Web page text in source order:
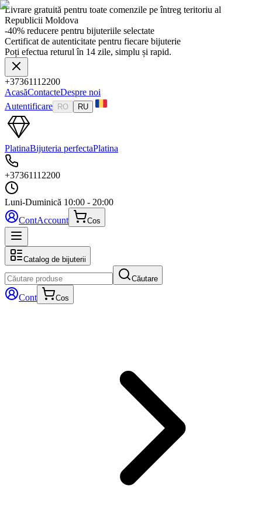
Livrare gratuită pentru toate comenzile pe întreg teritoriu al
Republicii Moldova
-40% reducere pentru bijuteriile selectate
Certificat de autenticitate pentru fiecare bijuterie
Poți efectua returul în 14 zile, simplu și rapid.
+37361112200
AcasăContacteDespre noi
Autentificare
RO RU
PlatinaBijuteria perfectaPlatina
+37361112200
Luni-Duminică 10:00 - 20:00
ContAccount Cos
Catalog de bijuterii
Căutare
Cont Cos